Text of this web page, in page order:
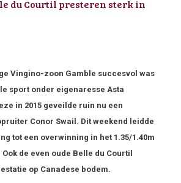
du Courtil presteren sterk in
Vingino-zoon Gamble succesvol was
sport onder eigenaresse Asta
in 2015 geveilde ruin nu een
Conor Swail. Dit weekend leidde
tot een overwinning in het 1.35/1.40m
Ook de even oude Belle du Courtil
op Canadese bodem.